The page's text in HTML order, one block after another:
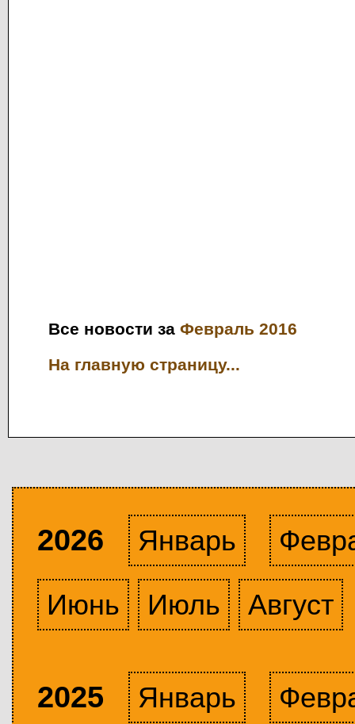
Все новости за Февраль 2016
На главную страницу...
2026 Январь
Июнь
Июль Август
2025 Январь